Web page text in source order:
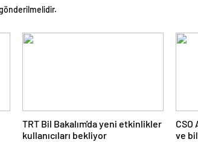
TRT Bil Bakalım'da yeni etkinlikler
kullanıcıları bekliyor
CSO
ve